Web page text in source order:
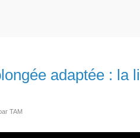
adaptée : la
TAM